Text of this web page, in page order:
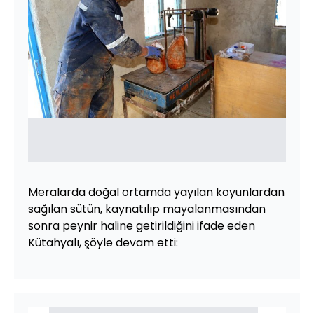
Meralarda doğal ortamda yayılan koyunlardan
sağılan sütün, kaynatılıp mayalanmasından
sonra peynir haline getirildiğini ifade eden
Kütahyalı, şöyle devam etti: